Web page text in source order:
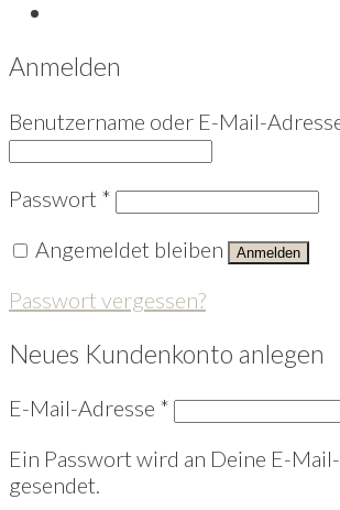
Anmelden
Benutzername oder E-Mail-
Passwort *
Angemeldet bleiben
Anmelden
Passwort vergessen?
Neues Kundenkonto anlegen
E-Mail-Adresse *
Ein Passwort wird an Deine E-
gesendet.